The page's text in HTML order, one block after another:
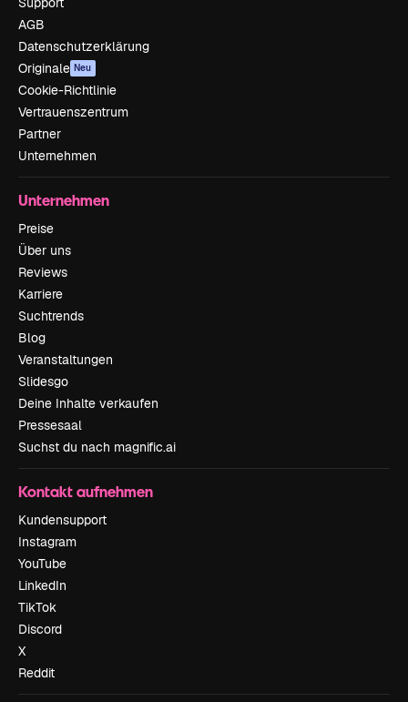
AGB
Datenschutzerklärung
Originale Neu
Cookie-Richtlinie
Vertrauenszentrum
Partner
Unternehmen
Unternehmen
Preise
Über uns
Reviews
Karriere
Suchtrends
Blog
Veranstaltungen
Slidesgo
Deine Inhalte verkaufen
Pressesaal
Suchst du nach magnific.ai
Kontakt aufnehmen
Kundensupport
Instagram
YouTube
LinkedIn
TikTok
Discord
X
Reddit